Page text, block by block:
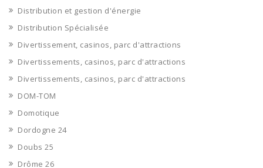
Distribution et gestion d'énergie
Distribution Spécialisée
Divertissement, casinos, parc d'attractions
Divertissements, casinos, parc d'attractions
Divertissements, casinos, parc d'attractions
DOM-TOM
Domotique
Dordogne 24
Doubs 25
Drôme 26